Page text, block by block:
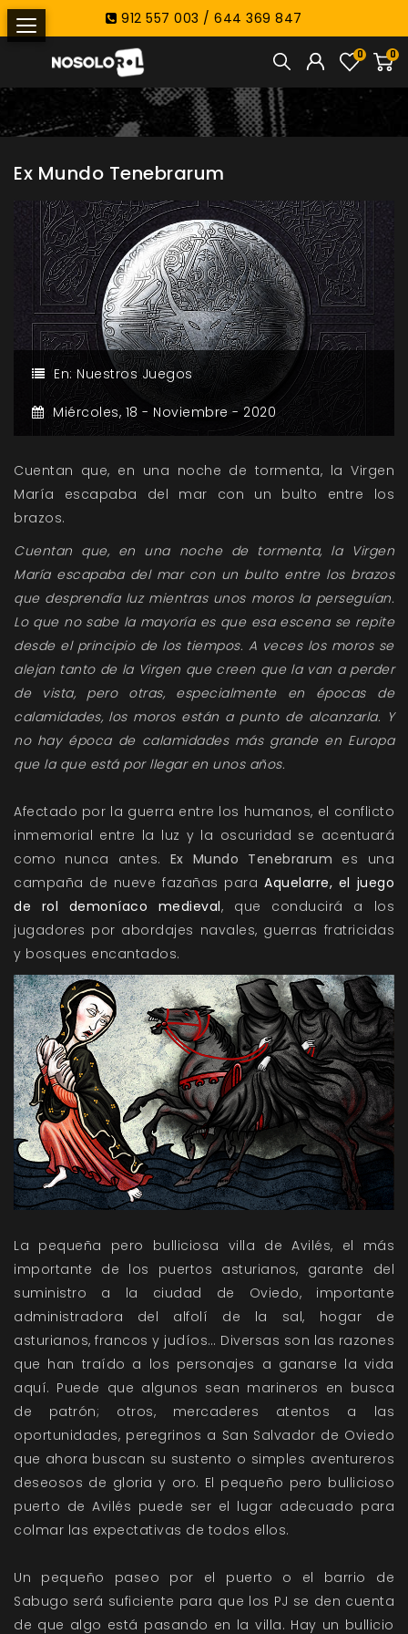
912 557 003 / 644 369 847
0
0
Ex Mundo Tenebrarum
En:Nuestros Juegos
Miércoles, 18 - Noviembre - 2020
Cuentan que, en una noche de tormenta, la Virgen
María escapaba del mar con un bulto entre los
brazos.
Cuentan que, en una noche de tormenta, la Virgen
María escapaba del mar con un bulto entre los brazos
que desprendía luz mientras unos moros la perseguían.
Lo que no sabe la mayoría es que esa escena se repite
desde el principio de los tiempos. A veces los moros se
alejan tanto de la Virgen que creen que la van a perder
de vista, pero otras, especialmente en épocas de
calamidades, los moros están a punto de alcanzarla. Y
no hay época de calamidades más grande en Europa
que la que está por llegar en unos años.
Afectado por la guerra entre los humanos, el conflicto
inmemorial entre la luz y la oscuridad se acentuará
como nunca antes. Ex Mundo Tenebrarum es una
campaña de nueve fazañas paraAquelarre, el juego
de rol demoníaco medieval, que conducirá a los
jugadores por abordajes navales, guerras fratricidas
y bosques encantados.
La pequeña pero bulliciosa villa de Avilés, el más
importante de los puertos asturianos, garante del
suministro a la ciudad de Oviedo, importante
administradora del alfolí de la sal, hogar de
asturianos, francos y judíos… Diversas son las razones
que han traído a los personajes a ganarse la vida
aquí. Puede que algunos sean marineros en busca
de patrón; otros, mercaderes atentos a las
oportunidades, peregrinos a San Salvador de Oviedo
que ahora buscan su sustento o simples aventureros
deseosos de gloria y oro. El pequeño pero bullicioso
puerto de Avilés puede ser el lugar adecuado para
colmar las expectativas de todos ellos.
Un pequeño paseo por el puerto o el barrio de
Sabugo será suficiente para que los PJ se den cuenta
de que algo está pasando en la villa. Hay un bullicio